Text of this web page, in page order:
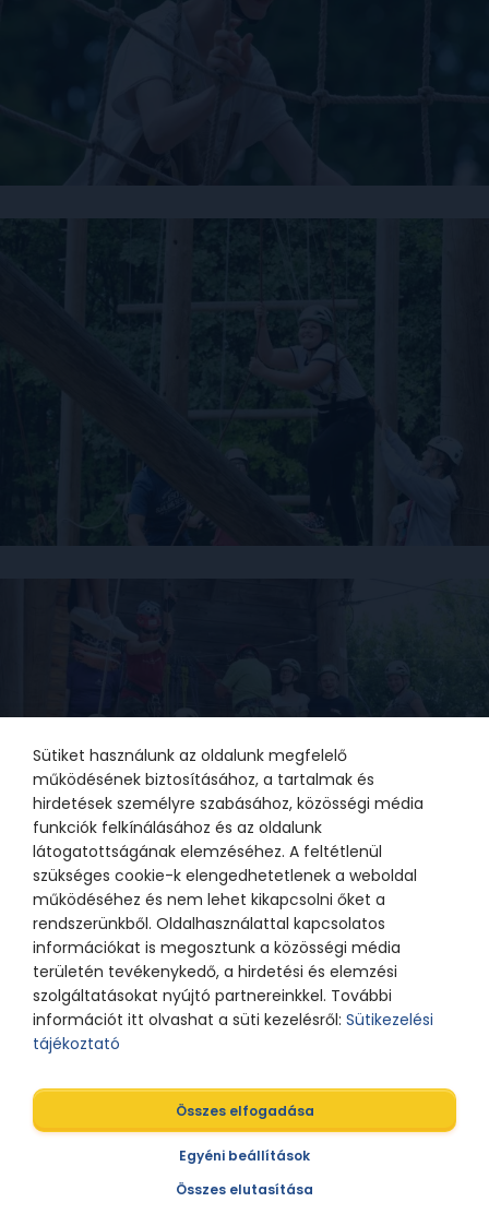
Sütiket használunk az oldalunk megfelelő
működésének biztosításához, a tartalmak és
hirdetések személyre szabásához, közösségi média
funkciók felkínálásához és az oldalunk
látogatottságának elemzéséhez. A feltétlenül
szükséges cookie-k elengedhetetlenek a weboldal
működéséhez és nem lehet kikapcsolni őket a
rendszerünkből. Oldalhasználattal kapcsolatos
információkat is megosztunk a közösségi média
területén tevékenykedő, a hirdetési és elemzési
szolgáltatásokat nyújtó partnereinkkel. További
információt itt olvashat a süti kezelésről: Sütikezelési
tájékoztató
Összes elfogadása
Egyéni beállítások
Összes elutasítása